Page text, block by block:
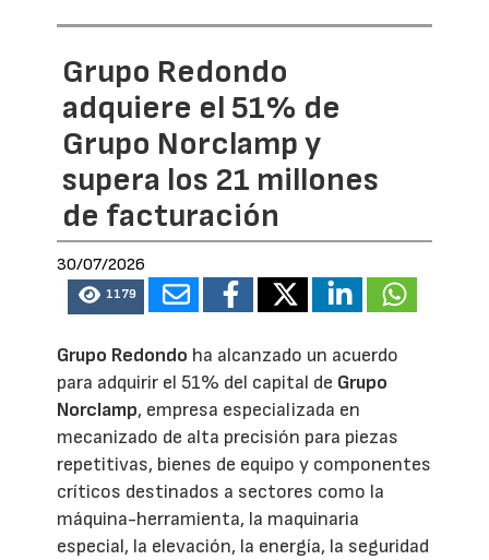
Grupo Redondo
adquiere el 51% de
Grupo Norclamp y
supera los 21 millones
de facturación
30/07/2026
1179
Grupo Redondo ha alcanzado un acuerdo
para adquirir el 51% del capital de Grupo
Norclamp, empresa especializada en
mecanizado de alta precisión para piezas
repetitivas, bienes de equipo y componentes
críticos destinados a sectores como la
máquina-herramienta, la maquinaria
especial, la elevación, la energía, la seguridad